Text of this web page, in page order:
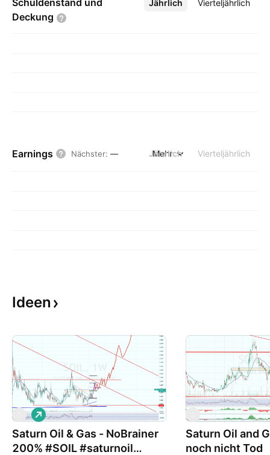
Schuldenstand und
Deckung
Jährlich Vierteljährlich
Mehr
Earnings Nächster: — Jährlich Vierteljährlich
Mehr
Ideen
Saturn Oil & Gas - NoBrainer
200% #SOIL #saturnoil
L
o
n
g
Saturn Oil and
noch nicht Tod